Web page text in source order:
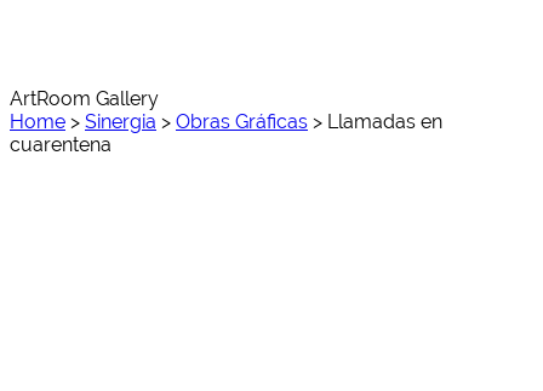
ArtRoom Gallery
Home > Sinergia > Obras Gráficas > Llamadas en
cuarentena